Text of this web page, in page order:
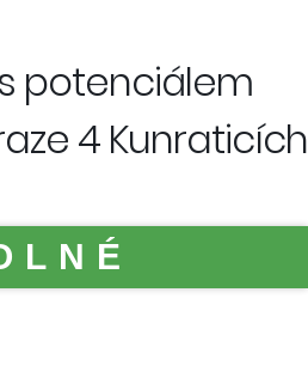
potenciálem
4 Kunraticích